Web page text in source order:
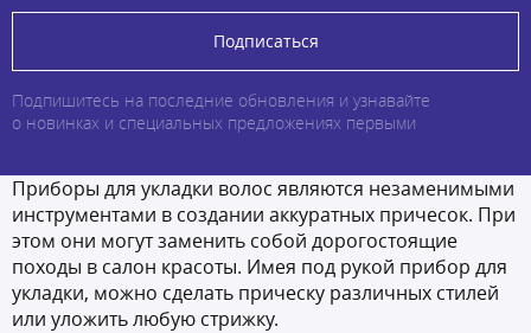
Подписаться
Подпишитесь на последние обновления и узнавайте
о новинках и специальных предложениях первыми
Приборы для укладки волос являются незаменимыми
инструментами в создании аккуратных причесок. При
этом они могут заменить собой дорогостоящие
походы в салон красоты. Имея под рукой прибор для
укладки, можно сделать прическу различных стилей
или уложить любую стрижку.